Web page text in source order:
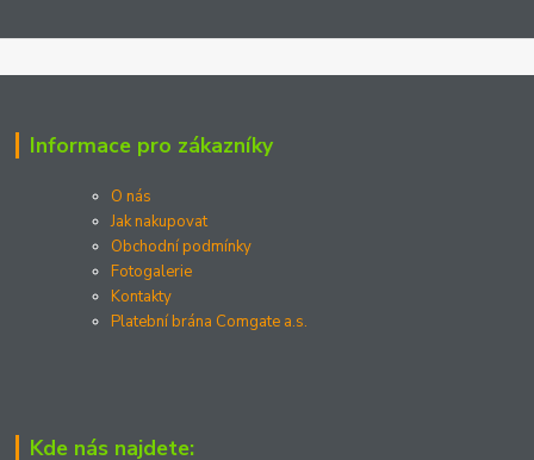
Informace pro zákazníky
O nás
Jak nakupovat
Obchodní podmínky
Fotogalerie
Kontakty
Platební brána Comgate a.s.
Kde nás najdete: